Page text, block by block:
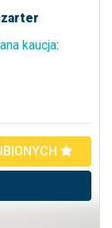
kaucja: